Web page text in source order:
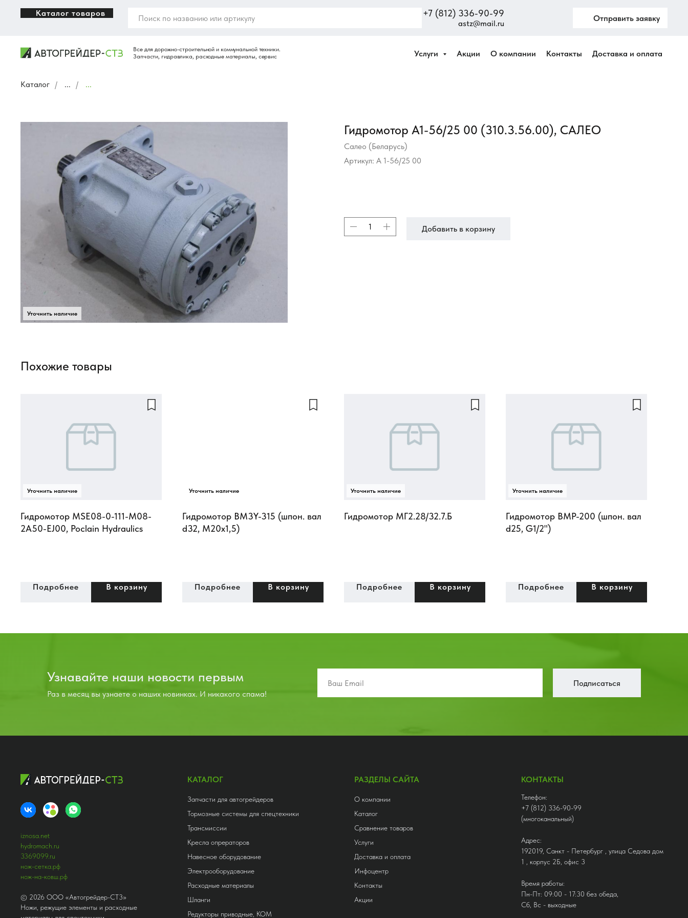
Каталог товаров +7 (812) 336-90-99
astz@mail.ru
Отправить заявку
Услуги Акции О компании Контакты Доставка и оплата
Каталог / ... / ...
Гидромотор А1-56/25 00 (310.3.56.00), САЛЕО
Салео (Беларусь)
Артикул: А 1-56/25 00
Добавить в корзину
Похожие товары
Гидромотор MSE08-0-111-M08-
2A50-EJ00, Poclain Hydraulics
Подробнее В корзину
Гидромотор BM3Y-315 (шпон. вал
d32, М20х1,5)
Подробнее В корзину
Гидромотор МГ2.28/32.7.Б
Подробнее В корзину
Гидромотор BMP-200 (шпон. вал
d25, G1/2")
Подробнее В корзину
Узнавайте наши новости первым
Раз в месяц вы узнаете о наших новинках. И никакого спама!
Подписаться
iznosa.net
hydromach.ru
3369099.ru
нож-сетка.рф
нож-на-ковш.рф
© 2026 ООО «Автогрейдер-СТ3»
Ножи, режущие элементы и расходные
КАТАЛОГ
Запчасти для автогрейдеров
Тормозные системы для спецтехники
Трансмиссии
Кресла опрераторов
Навесное оборудование
Электрооборудование
Расходные материалы
Шланги
Редукторы приводные, КОМ
РАЗДЕЛЫ САЙТА
О компании
Каталог
Сравнение товаров
Услуги
Доставка и оплата
Инфоцентр
Контакты
Акции
КОНТАКТЫ
Телефон:
+7 (812) 336-90-99
(многоканальный)
Адрес:
192019, Санкт - Петербург , улица Седова дом
1 , корпус 2Б, офис 3
Время работы:
Пн-Пт: 09:00 - 17:30 без обеда,
Сб, Вс - выходные